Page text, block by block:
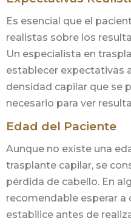
Es esencial que el
realistas sobre los
Un especialista en
establecer expectativas
densidad capilar que se
necesario para ver
Edad del Paciente
Aunque no existe una
trasplante capilar, se
pérdida de cabello. En
recomendable esperar a
estabilice antes de